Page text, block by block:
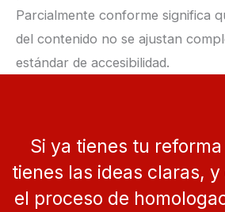
Parcialmente conforme significa
del contenido no se ajustan
estándar de accesibilidad.
Si ya tienes tu
tienes las ideas claras,
el proceso de